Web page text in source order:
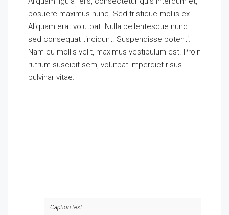
posuere maximus nunc. Sed tristique mollis ex.
Aliquam erat volutpat. Nulla pellentesque nunc
sed consequat tincidunt. Suspendisse potenti.
Nam eu mollis velit, maximus vestibulum est. Proin
rutrum suscipit sem, volutpat imperdiet risus
pulvinar vitae.
Caption text